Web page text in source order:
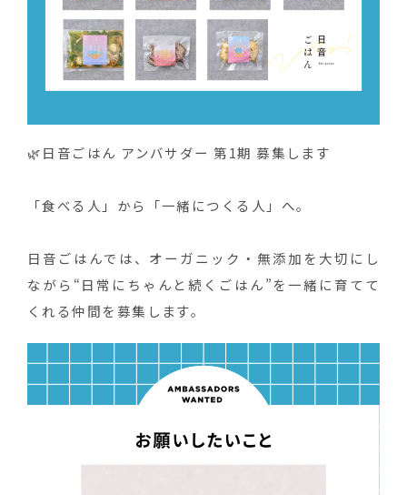
🌿日音ごはん アンバサダー 第1期 募集します
「食べる人」から「一緒につくる人」へ。
日音ごはんでは、オーガニック・無添加を大切にし
ながら“日常にちゃんと続くごはん”を一緒に育てて
くれる仲間を募集します。